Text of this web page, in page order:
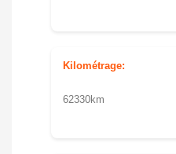
Kilométrage:
62330km